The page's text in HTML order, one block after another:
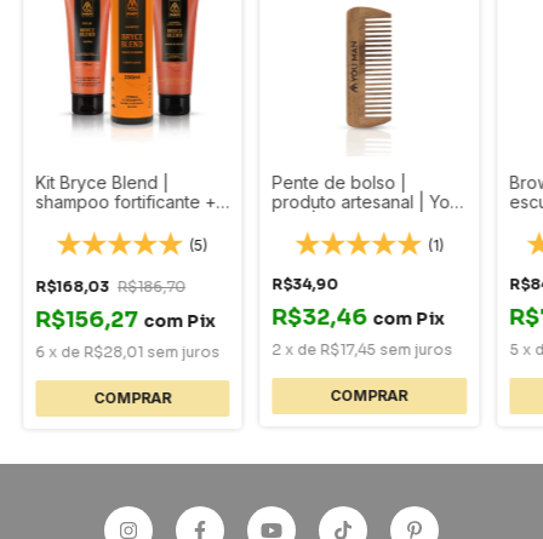
Kit Bryce Blend |
shampoo fortificante +
balm para barba
(5)
R$168,03 R$186,70
R$156,27 com Pix
6 x de R$28,01 sem juros
Pente de bolso |
produto artesanal | You
(1)
R$34,90
R$32,46 com Pix
2 x de R$17,45 sem juros 5 x